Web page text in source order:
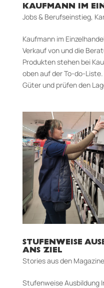
KAUFMANN IM
Jobs & Berufseinstieg,
Kaufmann im
Verkauf von und die
Produkten stehen bei
oben auf der To-­do-­
Güter und prüfen den
STUFENWEISE
ANS ZIEL
Stories aus den
Stufenweise Ausbildung